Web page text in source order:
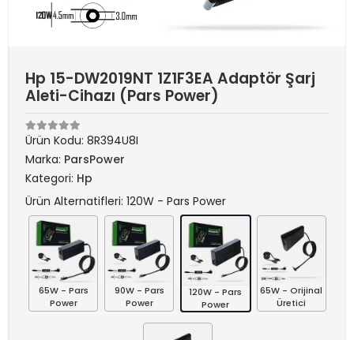
Hp 15-DW2019NT 1Z1F3EA Adaptör Şarj
Aleti-Cihazı (Pars Power)
Ürün Kodu: 8R394U8I
Marka: ParsPower
Kategori: Hp
Ürün Alternatifleri: 120W - Pars Power
65W - Pars
Power
90W - Pars
Power
120W - Pars
Power
65W - Orijinal
Üretici